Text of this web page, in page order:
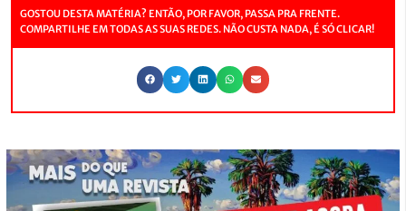
GOSTOU DESTA MATÉRIA? ENTÃO, POR FAVOR, PASSA PRA FRENTE.
COMPARTILHE EM TODAS AS SUAS REDES. NÃO CUSTA NADA, É SÓ CLICAR!